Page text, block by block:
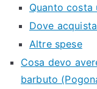
Quanto costa
Dove
Altre spese
Cosa devo
barbuto